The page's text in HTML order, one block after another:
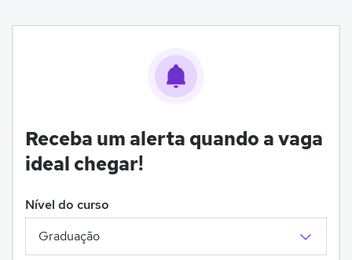
Receba um alerta quando a vaga
ideal chegar!
Nível do curso